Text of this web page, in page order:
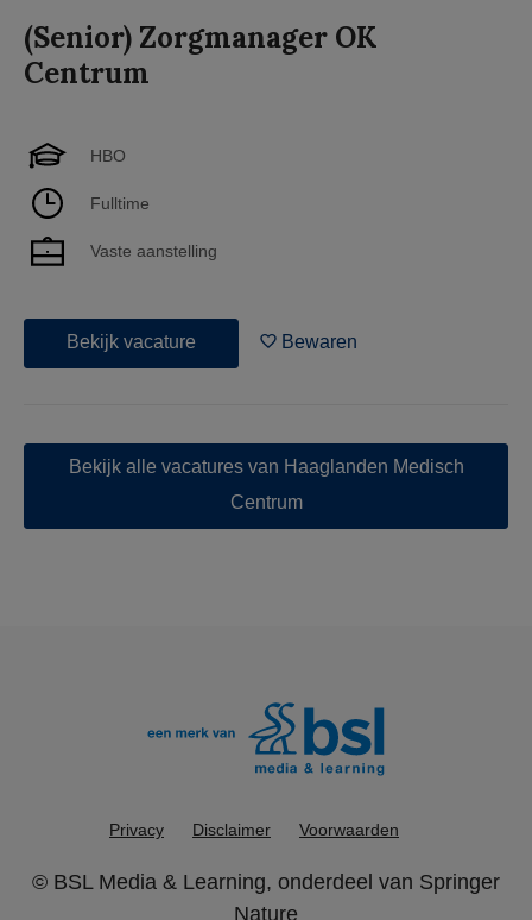
(Senior) Zorgmanager OK
Centrum
HBO
Fulltime
Vaste aanstelling
Bekijk vacature Bewaren
Bekijk alle vacatures van Haaglanden Medisch
Centrum
Privacy Disclaimer Voorwaarden
© BSL Media & Learning, onderdeel van Springer
Nature